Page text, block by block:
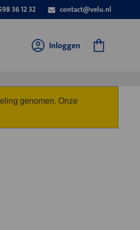
36 12 32 contact@velu.nl
Inloggen
genomen. Onze